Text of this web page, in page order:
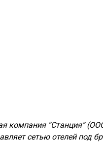
компания “Станция”
сетью отелей под